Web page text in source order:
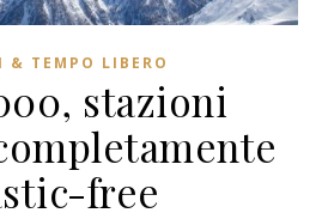
& TEMPO LIBERO
stazioni
free